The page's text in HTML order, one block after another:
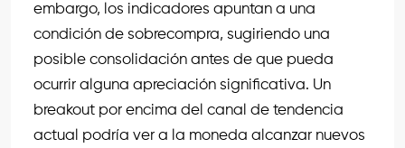
embargo, los indicadores apuntan a una
condición de sobrecompra, sugiriendo una
posible consolidación antes de que pueda
ocurrir alguna apreciación significativa. Un
breakout por encima del canal de tendencia
actual podría ver a la moneda alcanzar nuevos